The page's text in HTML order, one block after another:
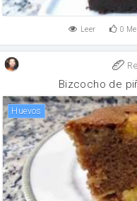
Leer 0
Bizcocho de
huevos